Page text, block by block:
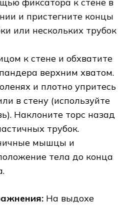
фиксатора к стене в
и пристегните концы
или нескольких трубок
к стене и обхватите
верхним хватом.
и плотно упритесь
в стену (используйте
Наклоните торс назад
трубок.
мышцы и
тела до конца
На выдохе